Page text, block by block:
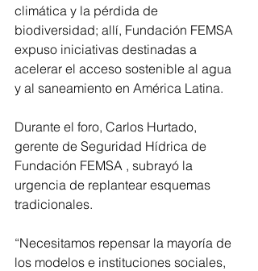
climática y la pérdida de
biodiversidad; allí, Fundación FEMSA
expuso iniciativas destinadas a
acelerar el acceso sostenible al agua
y al saneamiento en América Latina.
Durante el foro, Carlos Hurtado,
gerente de Seguridad Hídrica de
Fundación FEMSA , subrayó la
urgencia de replantear esquemas
tradicionales.
“Necesitamos repensar la mayoría de
los modelos e instituciones sociales,